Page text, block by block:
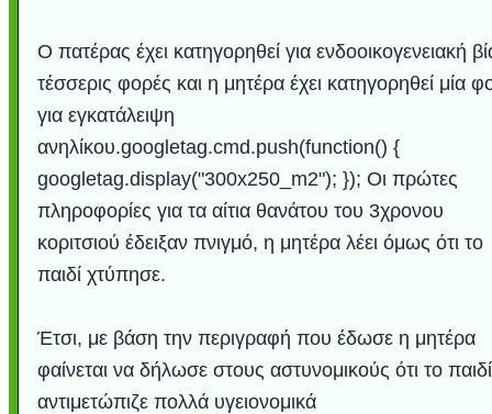
Ο πατέρας έχει κατηγορηθεί για ενδοοικογενειακή
τέσσερις φορές και η μητέρα έχει κατηγορηθεί μία
για εγκατάλειψη
ανηλίκου.googletag.cmd.push(function() {
googletag.display("300x250_m2"); }); Οι πρώτες
πληροφορίες για τα αίτια θανάτου του 3χρονου
κοριτσιού έδειξαν πνιγμό, η μητέρα λέει όμως ότι το
παιδί χτύπησε.
Έτσι, με βάση την περιγραφή που έδωσε η μητέρα
φαίνεται να δήλωσε στους αστυνομικούς ότι το
αντιμετώπιζε πολλά υγειονομικά